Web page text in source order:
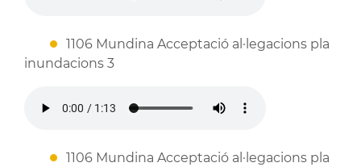
1106 Mundina Acceptació al·legacions pla
inundacions 3
1106 Mundina Acceptació al·legacions pla